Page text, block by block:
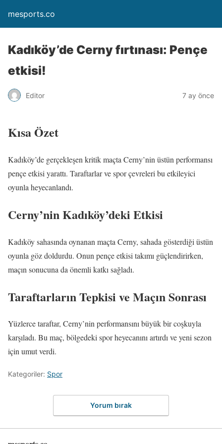
mesports.co
Kadıköy’de Cerny fırtınası: Pençe
etkisi!
Editor 7 ay önce
Kısa Özet
Kadıköy’de gerçekleşen kritik maçta Cerny’nin üstün performansı
pençe etkisi yarattı. Taraftarlar ve spor çevreleri bu etkileyici
oyunla heyecanlandı.
Cerny’nin Kadıköy’deki Etkisi
Kadıköy sahasında oynanan maçta Cerny, sahada gösterdiği üstün
oyunla göz doldurdu. Onun pençe etkisi takımı güçlendirirken,
maçın sonucuna da önemli katkı sağladı.
Taraftarların Tepkisi ve Maçın Sonrası
Yüzlerce taraftar, Cerny’nin performansını büyük bir coşkuyla
karşıladı. Bu maç, bölgedeki spor heyecanını artırdı ve yeni sezon
için umut verdi.
Kategoriler: Spor
Yorum bırak